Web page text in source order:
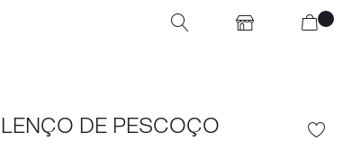
LENÇO DE PESCOÇO